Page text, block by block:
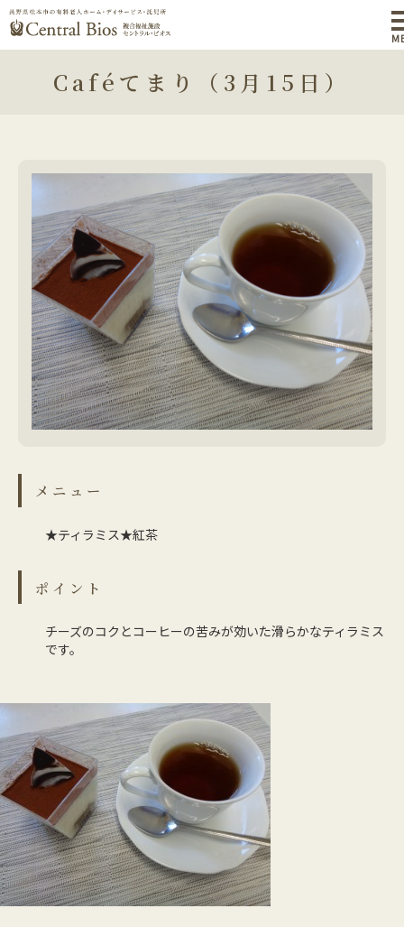
Caféてまり（3月15日）
メニュー
★ティラミス★紅茶
ポイント
チーズのコクとコーヒーの苦みが効いた滑らかなティラミス
です。